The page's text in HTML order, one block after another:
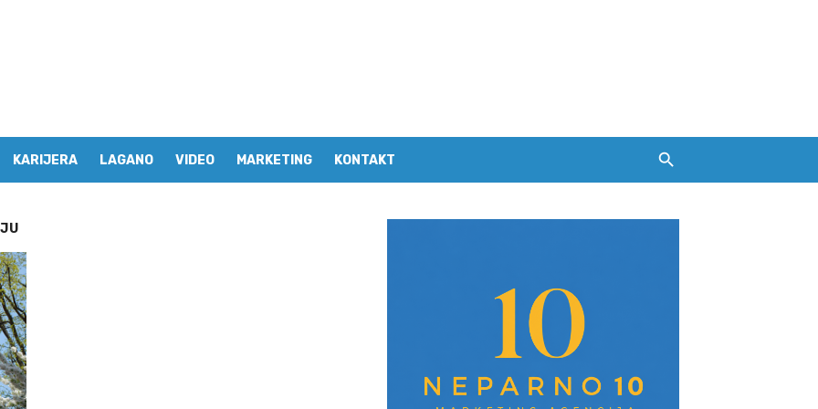
KARIJERA LAGANO VIDEO MARKETING KONTAKT